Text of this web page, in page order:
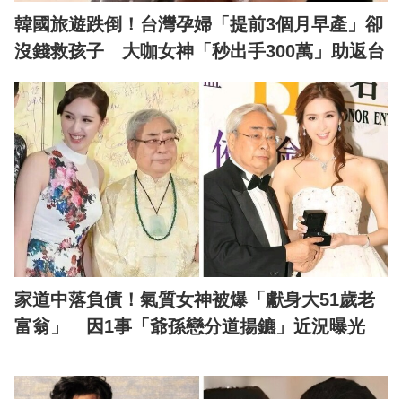
韓國旅遊跌倒！台灣孕婦「提前3個月早產」卻
沒錢救孩子 大咖女神「秒出手300萬」助返台
家道中落負債！氣質女神被爆「獻身大51歲老
富翁」 因1事「爺孫戀分道揚鑣」近況曝光